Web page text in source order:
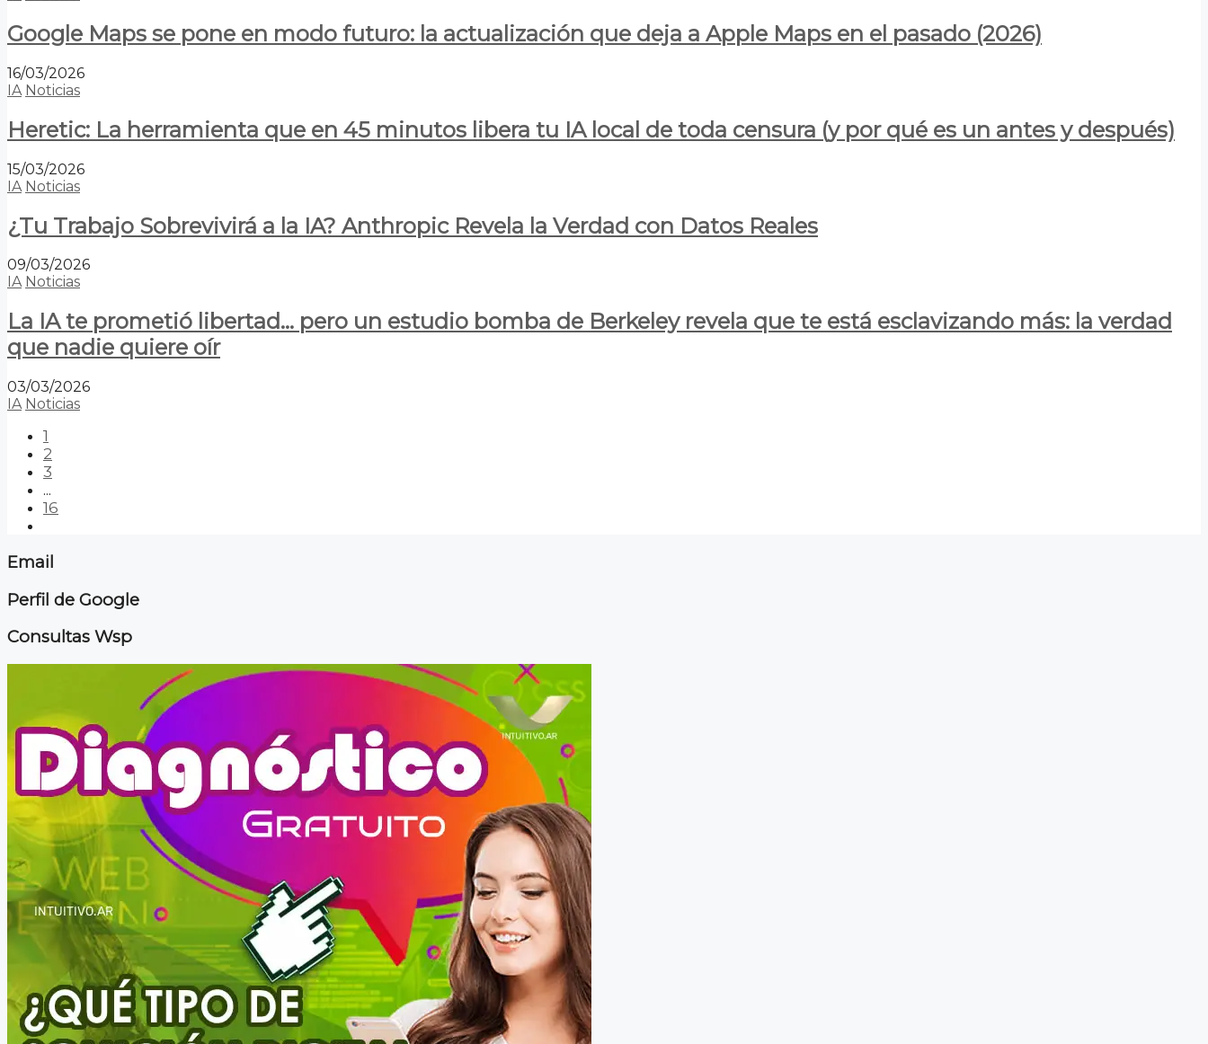
Google Maps se pone en modo futuro: la actualización que deja a Apple Maps en el pasado (2026)
16/03/2026
IA Noticias
Heretic: La herramienta que en 45 minutos libera tu IA local de toda censura (y por qué es un antes y después)
15/03/2026
IA Noticias
¿Tu Trabajo Sobrevivirá a la IA? Anthropic Revela la Verdad con Datos Reales
09/03/2026
IA Noticias
La IA te prometió libertad… pero un estudio bomba de Berkeley revela que te está esclavizando más: la verdad
que nadie quiere oír
03/03/2026
IA Noticias
1
2
3
...
16
Email
Perfil de Google
Consultas Wsp